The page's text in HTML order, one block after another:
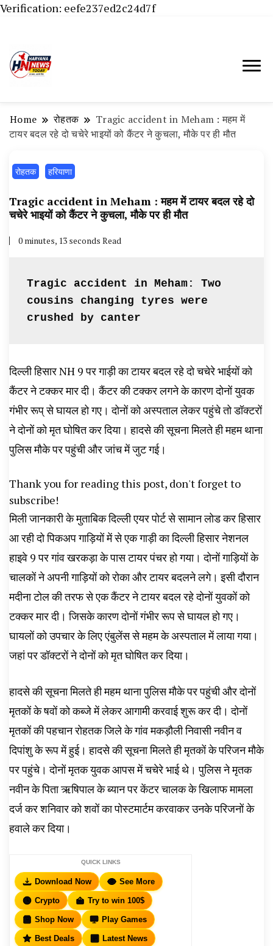
Verification: eefe237ed2c24d7f
हांसी, जींद और हरियाणा की ताजा खबरें
Haryana News Today, Haryana Live, Live
चैनल, Haryana News Today, Latest News
Hisar, Hisar Breaking News, Hansi News
News Live, Hansi News Live, Haryana ki
Taaja Khabar, Haryana Crime News Today,
Weather Update in Haryana, Weather Alert
News, Student Portest News, Kisan Protest
News, AHN News, Abtak Haryana News,
Home रोहतक
Tragic accident in Meham : महम में
टायर बदल रहे दो चचेरे भाइयों को कैंटर ने कुचला, मौके पर ही मौत
रोहतक हरियाणा
Tragic accident in Meham : महम में टायर बदल रहे दो
चचेरे भाइयों को कैंटर ने कुचला, मौके पर ही मौत
0 minutes, 13 seconds Read
Tragic accident in Meham: Two
cousins changing tyres were
crushed by canter
दिल्ली हिसार NH 9 पर गाड़ी का टायर बदल रहे दो चचेरे भाईयों को
कैंटर ने टक्कर मार दी। कैंटर की टक्कर लगने के कारण दोनों युवक
गंभीर रूप् से घायल हो गए। दोनों को अस्पताल लेकर पहुंचे तो डॉक्टरों
ने दोनों को मृत घोषित कर दिया। हादसे की सूचना मिलते ही महम थाना
पुलिस मौके पर पहुंची और जांच में जुट गई।
Thank you for reading this post, don't forget to
subscribe!
मिली जानकारी के मुताबिक दिल्ली एयर पोर्ट से सामान लोड कर हिसार
आ रही दो पिकअप गाड़ियों में से एक गाड़ी का दिल्ली हिसार नेशनल
हाइवे 9 पर गांव खरकड़ा के पास टायर पंचर हो गया। दोनों गाड़ियों के
चालकों ने अपनी गाड़ियों को रोका और टायर बदलने लगे। इसी दौरान
मदीना टोल की तरफ से एक कैंटर ने टायर बदल रहे दोनों युवकों को
टक्कर मार दी। जिसके कारण दोनों गंभीर रूप से घायल हो गए।
घायलों को उपचार के लिए एंबुलेंस से महम के अस्पताल में लाया गया।
जहां पर डॉक्टरों ने दोनों को मृत घोषित कर दिया।
हादसे की सूचना मिलते ही महम थाना पुलिस मौके पर पहुंची और दोनों
मृतकों के षवों को कब्जे में लेकर आगामी करवाई शुरू कर दी। दोनों
मृतकों की पहचान रोहतक जिले के गांव मकड़ौली निवासी नवीन व
दिपांशु के रूप में हुई। हादसे की सूचना मिलते ही मृतकों के परिजन मौके
पर पहुंचे। दोनों मृतक युवक आपस में चचेरे भाई थे। पुलिस ने मृतक
नवीन के पिता ऋषिपाल के ब्यान पर केंटर चालक के खिलाफ मामला
दर्ज कर शनिवार को शवों का पोस्टमार्टम करवाकर उनके परिजनों के
हवाले कर दिया।
QUICK LINKS
Download Now See More
Crypto Try to win 100$
Shop Now Play Games
Best Deals Latest News